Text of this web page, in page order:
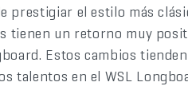
prestigiar el estilo más
tienen un retorno muy
Estos cambios
talentos en el WSL